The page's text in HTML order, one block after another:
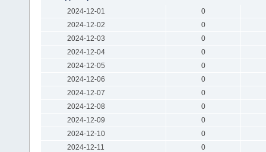
2024-12-01
0
2024-12-02
0
2024-12-03
0
2024-12-04
0
2024-12-05
0
2024-12-06
0
2024-12-07
0
2024-12-08
0
2024-12-09
0
2024-12-10
0
2024-12-11
0